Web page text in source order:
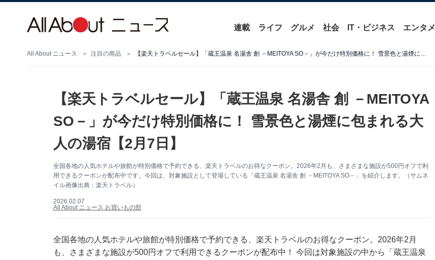
連載 ライフ グルメ 社会 IT・ビジネス エンタメ
All About ニュース 注目の商品 【楽天トラベルセール】「蔵王温泉 名湯舎 創 －MEITOYA SO－」が今だけ特別価格に！ 雪景色と湯煙に包まれる大人の湯宿【2月7日】
【楽天トラベルセール】「蔵王温泉 名湯舎 創 －MEITOYA
SO－」が今だけ特別価格に！ 雪景色と湯煙に包まれる大
人の湯宿【2月7日】
全国各地の人気ホテルや旅館が特別価格で予約できる、楽天トラベルのお得なクーポン。2026年2月も、さまざまな施設が500円オフで利
用できるクーポンが配布中です。今回は、対象施設として登場している「蔵王温泉 名湯舎 創 －MEITOYA SO－」を紹介します。（サムネ
イル画像出典：楽天トラベル）
2026.02.07
All About ニュース お買いもの部
全国各地の人気ホテルや旅館が特別価格で予約できる、楽天トラベルのお得なクーポン。2026年2月
も、さまざまな施設が500円オフで利用できるクーポンが配布中！ 今回は対象施設の中から「蔵王温泉